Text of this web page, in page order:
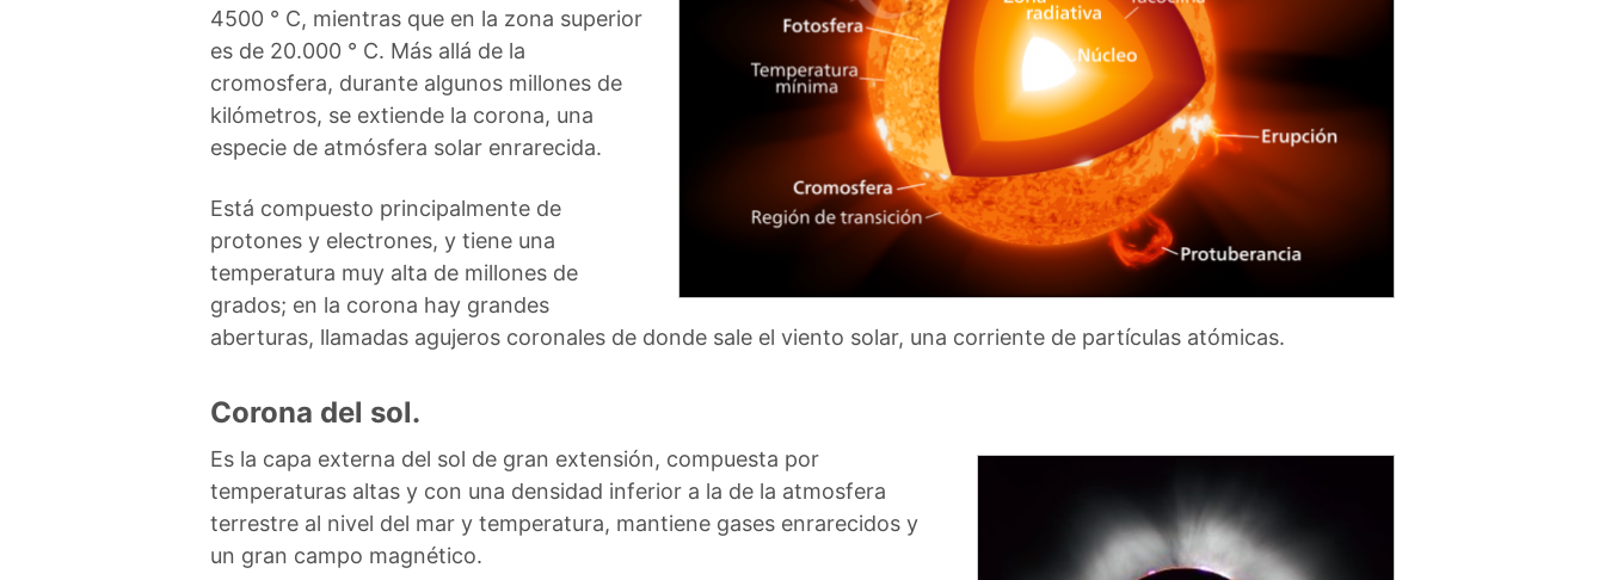
4500 ° C, mientras que en la zona superior
es de 20.000 ° C. Más allá de la
cromosfera, durante algunos millones de
kilómetros, se extiende la corona, una
especie de atmósfera solar enrarecida.
Está compuesto principalmente de
protones y electrones, y tiene una
temperatura muy alta de millones de
grados; en la corona hay grandes
aberturas, llamadas agujeros coronales de donde sale el viento solar, una corriente de partículas atómicas.
Corona del sol.
Es la capa externa del sol de gran extensión, compuesta por
temperaturas altas y con una densidad inferior a la de la atmosfera
terrestre al nivel del mar y temperatura, mantiene gases enrarecidos y
un gran campo magnético.